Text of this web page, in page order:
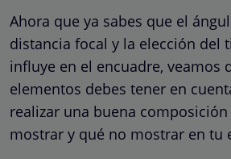
Ahora que ya sabes que el
distancia focal y la elección del
influye en el encuadre, veamos
elementos debes tener en
realizar una buena
mostrar y qué no mostrar en tu